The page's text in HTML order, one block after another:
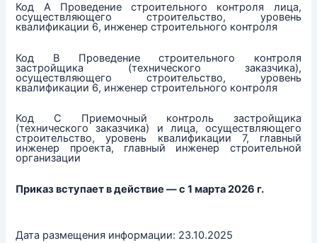
Код А Проведение строительного контроля лица,
осуществляющего строительство, уровень
квалификации 6, инженер строительного контроля
Код В Проведение строительного контроля
застройщика (технического заказчика),
осуществляющего строительство, уровень
квалификации 6, инженер строительного контроля
Код С Приемочный контроль застройщика
(технического заказчика) и лица, осуществляющего
строительство, уровень квалификации 7, главный
инженер проекта, главный инженер строительной
организации
Приказ вступает в действие — с 1 марта 2026 г.
Дата размещения информации: 23.10.2025